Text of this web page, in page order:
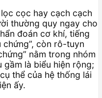
cọc hay cạch cạch
thường quy ngay cho
đoán cơ khí, tiếng
chứng”, còn rô-tuyn
nằm trong nhóm
là biểu hiện rộng;
thể của hệ thống lái
ấy.